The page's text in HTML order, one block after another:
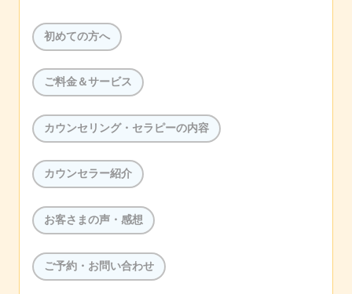
初めての方へ
ご料金＆サービス
カウンセリング・セラピーの内容
カウンセラー紹介
お客さまの声・感想
ご予約・お問い合わせ